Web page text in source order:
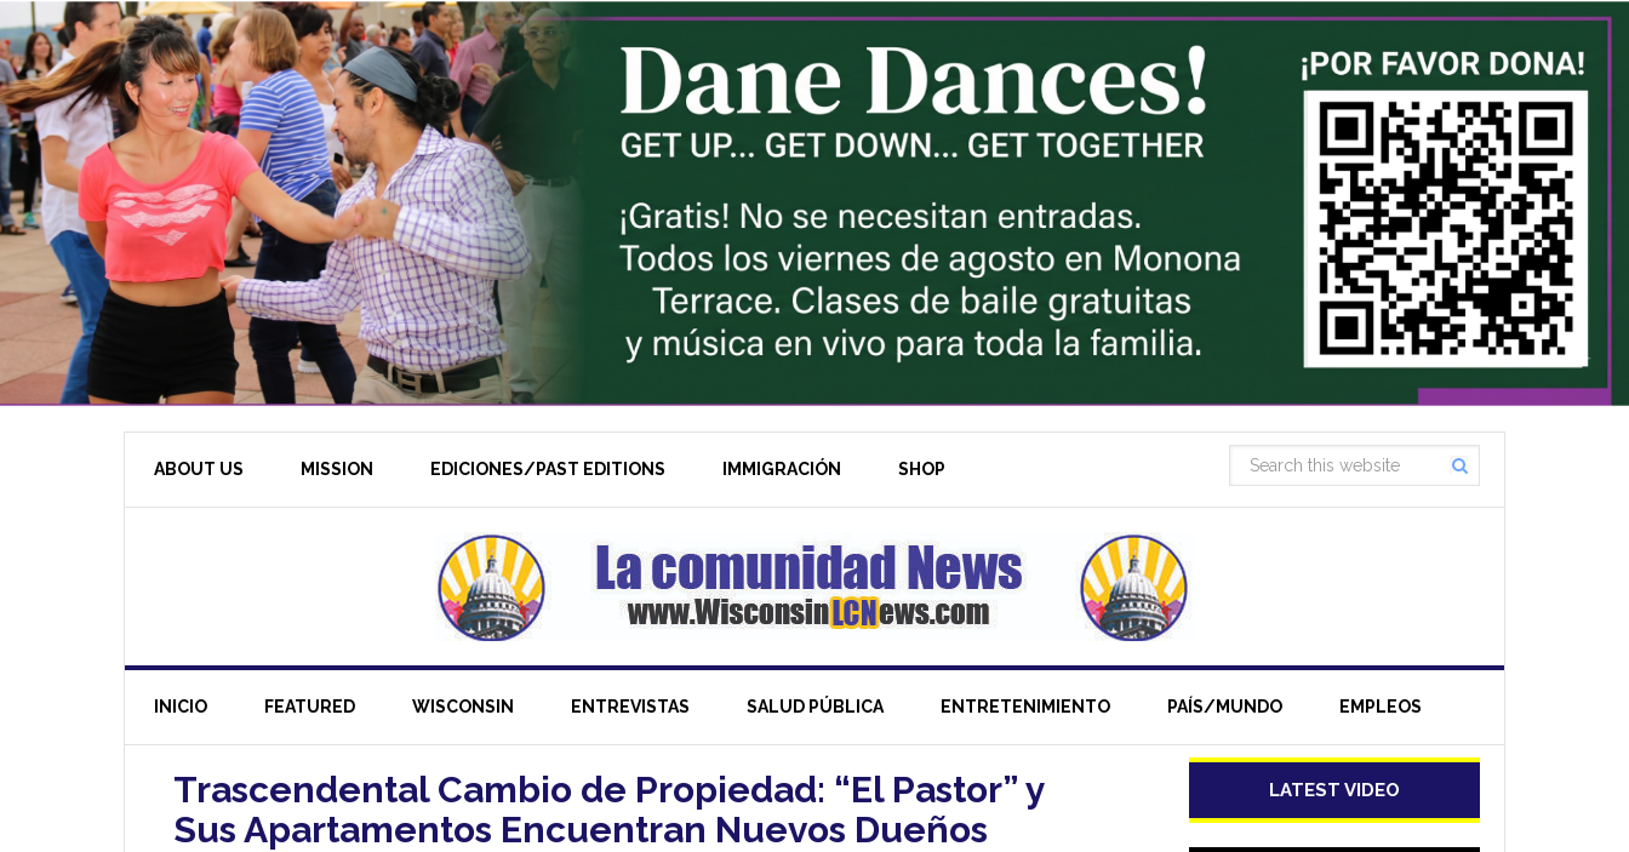
ABOUT US MISSION EDICIONES/PAST EDITIONS IMMIGRACIÓN SHOP
INICIO FEATURED WISCONSIN ENTREVISTAS SALUD PÚBLICA ENTRETENIMIENTO PAÍS/MUNDO EMPLEOS
Trascendental Cambio de Propiedad: “El Pastor” y
Sus Apartamentos Encuentran Nuevos Dueños
LATEST VIDEO